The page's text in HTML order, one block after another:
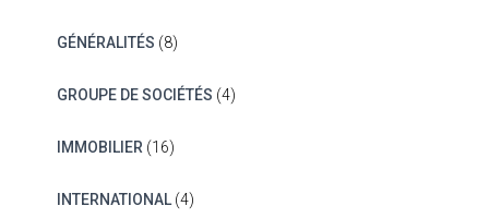
GÉNÉRALITÉS (8)
GROUPE DE SOCIÉTÉS (4)
IMMOBILIER (16)
INTERNATIONAL(4)